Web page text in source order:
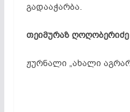
გადააჭარბა.
თეიმურაზ ღოღობერიძე
ჟურნალი „ახალი